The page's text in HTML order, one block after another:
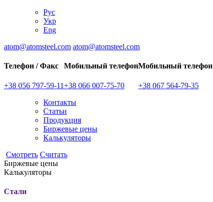
Рус
Укр
Eng
atom@atomsteel.com atom@atomsteel.com
Телефон / Факс
+38 056 797-59-11
Мобильный телефон
+38 066 007-75-70
Мобильный телефон
+38 067 564-79-35
Контакты
Статьи
Продукция
Биржевые цены
Калькуляторы
Смотреть Считать
Биржевые цены
Кaлькуляторы
Стали